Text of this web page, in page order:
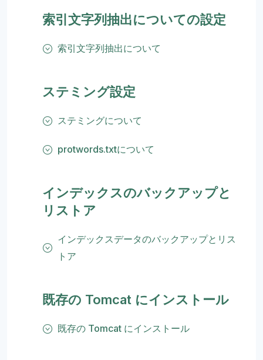
索引文字列抽出についての設定
索引文字列抽出について
ステミング設定
ステミングについて
protwords.txtについて
インデックスのバックアップと
リストア
インデックスデータのバックアップとリス
トア
既存の Tomcat にインストール
既存の Tomcat にインストール